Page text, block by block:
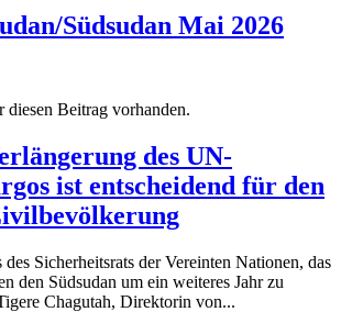
Südsudan Mai 2026
Beitrag vorhanden.
des UN-
ist entscheidend für den
Sicherheitsrats der Vereinten Nationen, das
den Südsudan um ein weiteres Jahr zu
Chagutah, Direktorin von...